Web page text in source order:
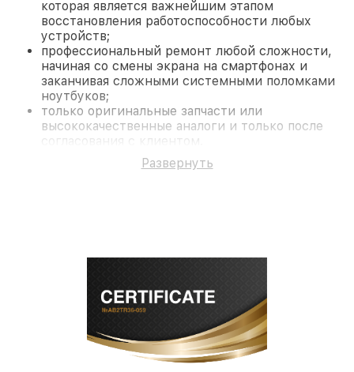
которая является важнейшим этапом
восстановления работоспособности любых
устройств;
профессиональный ремонт любой сложности,
начиная со смены экрана на смартфонах и
заканчивая сложными системными поломками
ноутбуков;
только оригинальные запчасти или
высококачественные аналоги и только после
согласования с клиентом.
На все работы и замененные комплектующие
предоставляется длительная гарантия. В случае
современное оборудование и
лицензированное ПО в ремонтно-
диагностических мастерских;
собственный склад комплектующих, что
позволяет сократить сроки
Развернуть